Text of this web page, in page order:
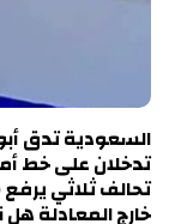
السعودية تدق
تدخلان على خط
تحالف ثلاثي
خارج المعادلة